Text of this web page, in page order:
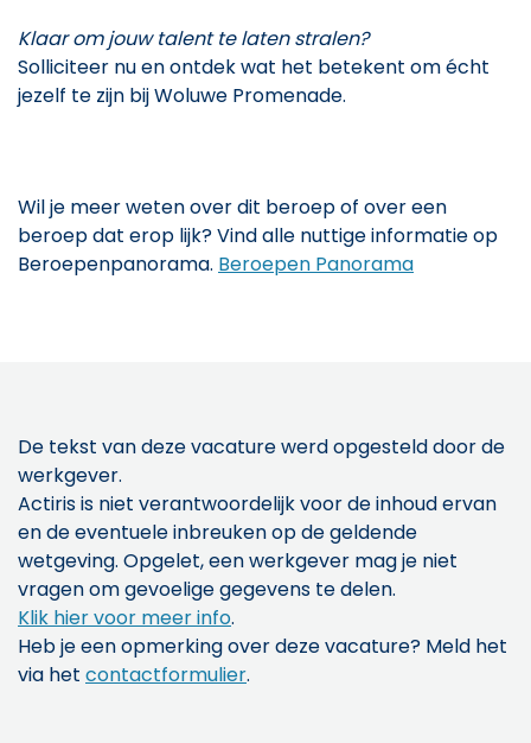
Klaar om jouw talent te laten stralen?
Solliciteer nu en ontdek wat het betekent om écht
jezelf te zijn bij Woluwe Promenade.
Wil je meer weten over dit beroep of over een
beroep dat erop lijk? Vind alle nuttige informatie op
Beroepenpanorama. Beroepen Panorama
De tekst van deze vacature werd opgesteld door de
werkgever.
Actiris is niet verantwoordelijk voor de inhoud ervan
en de eventuele inbreuken op de geldende
wetgeving. Opgelet, een werkgever mag je niet
vragen om gevoelige gegevens te delen.
Klik hier voor meer info.
Heb je een opmerking over deze vacature? Meld het
via het contactformulier.